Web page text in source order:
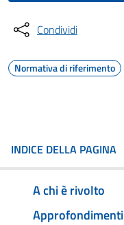
Condividi
Normativa di riferimento
INDICE DELLA PAGINA
A chi è rivolto
Approfondimenti